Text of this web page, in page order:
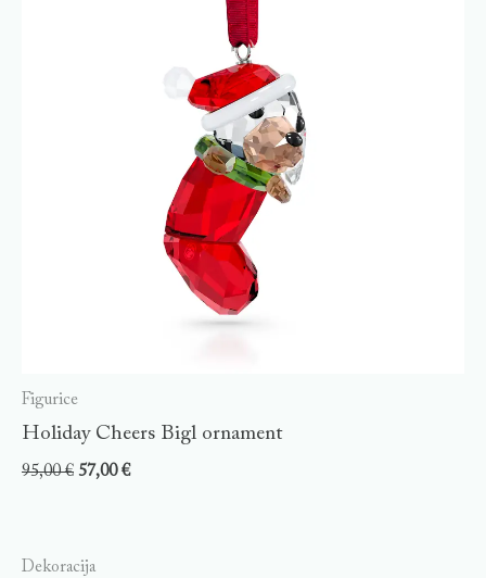
Figurice
Holiday Cheers Bigl ornament
95,00€ 57,00€
Dekoracija